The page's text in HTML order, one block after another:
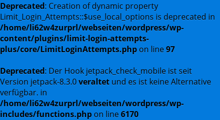
Deprecated: Creation of dynamic property
Limit_Login_Attempts::$use_local_options is deprecated in
/home/li62w4zurprl/webseiten/wordpress/wp-
content/plugins/limit-login-attempts-
plus/core/LimitLoginAttempts.php on line97
Deprecated: Der Hook jetpack_check_mobile ist seit
Version jetpack-8.3.0veraltet und es ist keine Alternative
verfügbar. in
/home/li62w4zurprl/webseiten/wordpress/wp-
includes/functions.php on line6170